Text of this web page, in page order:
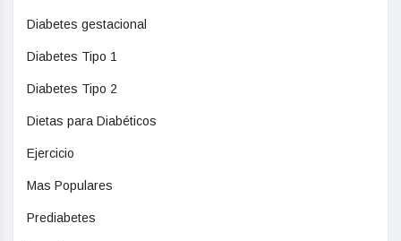
Diabetes gestacional
Diabetes Tipo 1
Diabetes Tipo 2
Dietas para Diabéticos
Ejercicio
Mas Populares
Prediabetes